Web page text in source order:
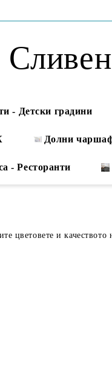
Сливен
- Детски градини
Долни
- Ресторанти
и